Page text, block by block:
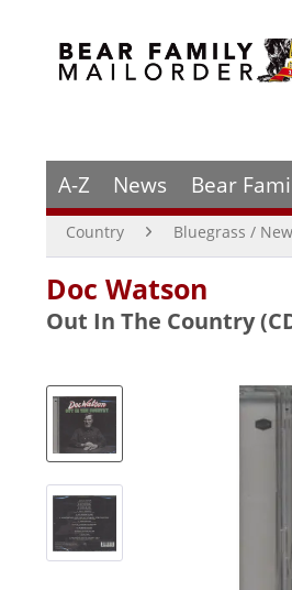
A-Z News Bear
Country Bluegrass /
Doc Watson
Out In The Country